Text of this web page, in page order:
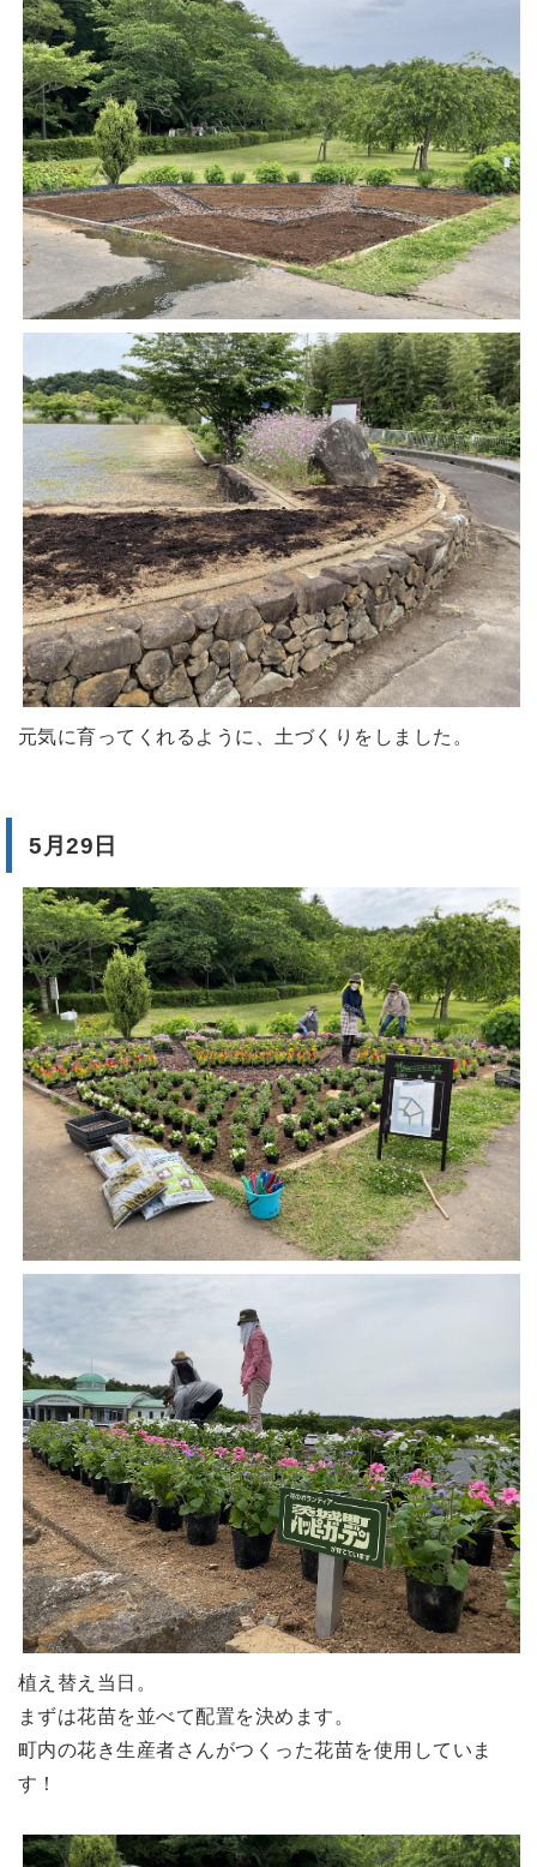
元気に育ってくれるように、土づくりをしました。
5月29日
植え替え当日。
まずは花苗を並べて配置を決めます。
町内の花き生産者さんがつくった花苗を使用していま
す！